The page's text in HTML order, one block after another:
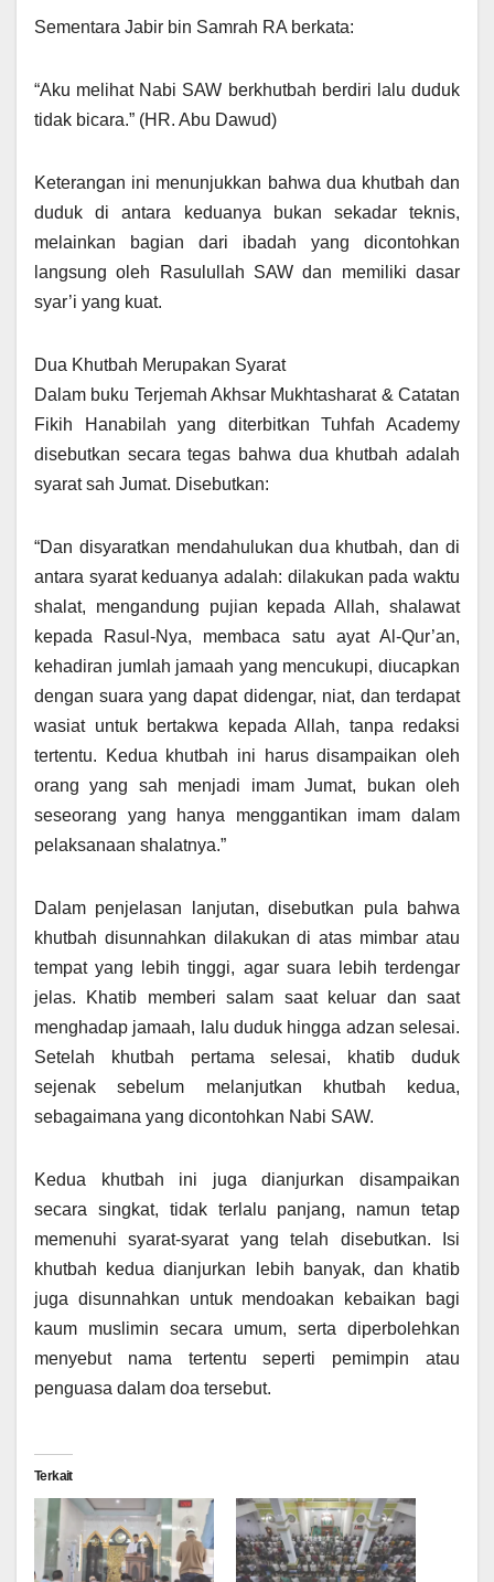
Sementara Jabir bin Samrah RA berkata:
“Aku melihat Nabi SAW berkhutbah berdiri lalu duduk
tidak bicara.” (HR. Abu Dawud)
Keterangan ini menunjukkan bahwa dua khutbah dan
duduk di antara keduanya bukan sekadar teknis,
melainkan bagian dari ibadah yang dicontohkan
langsung oleh Rasulullah SAW dan memiliki dasar
syar’i yang kuat.
Dua Khutbah Merupakan Syarat
Dalam buku Terjemah Akhsar Mukhtasharat & Catatan
Fikih Hanabilah yang diterbitkan Tuhfah Academy
disebutkan secara tegas bahwa dua khutbah adalah
syarat sah Jumat. Disebutkan:
“Dan disyaratkan mendahulukan dua khutbah, dan di
antara syarat keduanya adalah: dilakukan pada waktu
shalat, mengandung pujian kepada Allah, shalawat
kepada Rasul-Nya, membaca satu ayat Al-Qur’an,
kehadiran jumlah jamaah yang mencukupi, diucapkan
dengan suara yang dapat didengar, niat, dan terdapat
wasiat untuk bertakwa kepada Allah, tanpa redaksi
tertentu. Kedua khutbah ini harus disampaikan oleh
orang yang sah menjadi imam Jumat, bukan oleh
seseorang yang hanya menggantikan imam dalam
pelaksanaan shalatnya.”
Dalam penjelasan lanjutan, disebutkan pula bahwa
khutbah disunnahkan dilakukan di atas mimbar atau
tempat yang lebih tinggi, agar suara lebih terdengar
jelas. Khatib memberi salam saat keluar dan saat
menghadap jamaah, lalu duduk hingga adzan selesai.
Setelah khutbah pertama selesai, khatib duduk
sejenak sebelum melanjutkan khutbah kedua,
sebagaimana yang dicontohkan Nabi SAW.
Kedua khutbah ini juga dianjurkan disampaikan
secara singkat, tidak terlalu panjang, namun tetap
memenuhi syarat-syarat yang telah disebutkan. Isi
khutbah kedua dianjurkan lebih banyak, dan khatib
juga disunnahkan untuk mendoakan kebaikan bagi
kaum muslimin secara umum, serta diperbolehkan
menyebut nama tertentu seperti pemimpin atau
penguasa dalam doa tersebut.
Terkait